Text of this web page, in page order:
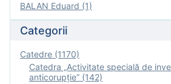
BALAN Eduard (1)
Categorii
Catedre (1170)
Catedra „Activitate specială de
anticorupție” (142)